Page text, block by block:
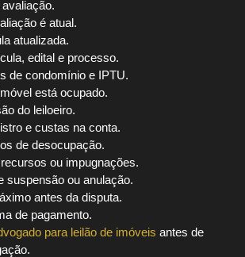
é atual.
atualizada.
edital e processo.
de condomínio e IPTU.
está ocupado.
do leiloeiro.
e custas na conta.
de desocupação.
ou impugnações.
suspensão ou anulação.
antes da disputa.
de pagamento.
para leilão de imóveis antes de